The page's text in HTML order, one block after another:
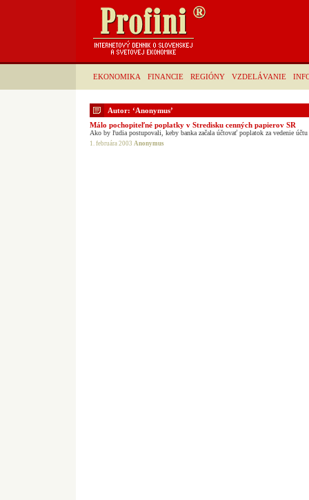
EKONOMIKA FINANCIE REGIÓNY VZDELÁVANIE
Autor: ‘Anonymus’
Málo pochopiteľné poplatky v Stredisku cenných papierov SR
Ako by ľudia postupovali, keby banka začala účtovať poplatok za vedenie
1. februára 2003 Anonymus